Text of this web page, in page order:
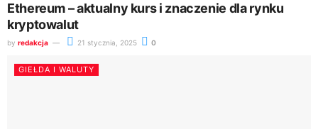
Ethereum – aktualny kurs i znaczenie dla rynku
kryptowalut
by redakcja 21 stycznia, 2025 0
GIEŁDA I WALUTY